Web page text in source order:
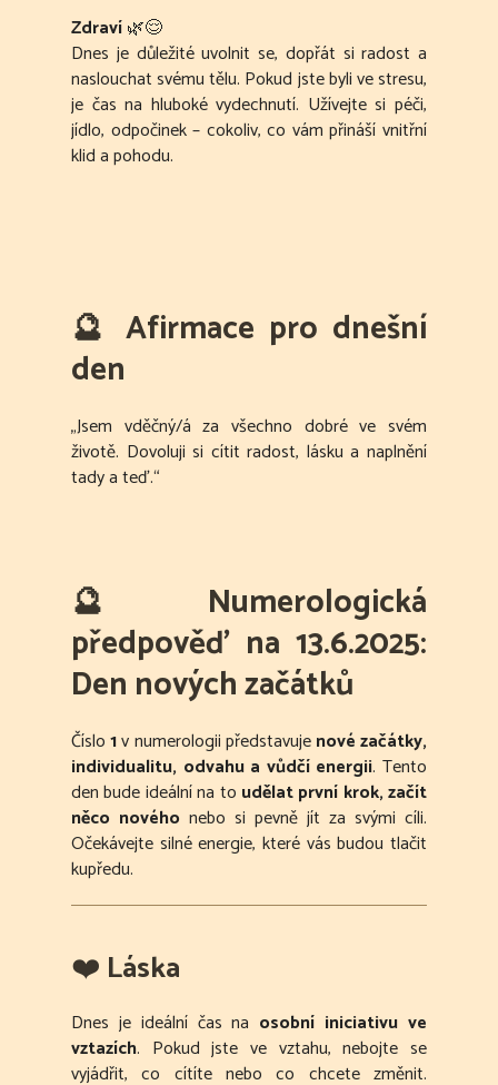
Zdraví🌿😌
Dnes je důležité uvolnit se, dopřát si radost a
naslouchat svému tělu. Pokud jste byli ve stresu,
je čas na hluboké vydechnutí. Užívejte si péči,
jídlo, odpočinek – cokoliv, co vám přináší vnitřní
klid a pohodu.
🔮 Afirmace pro dnešní
den
„Jsem vděčný/á za všechno dobré ve svém
životě. Dovoluji si cítit radost, lásku a naplnění
tady a teď.“
🔮 Numerologická
předpověď na 13.6.2025:
Den nových začátků
Číslo1v numerologii představujenové začátky,
individualitu, odvahu a vůdčí energii. Tento
den bude ideální na to udělat první krok, začít
něco nového nebo si pevně jít za svými cíli.
Očekávejte silné energie, které vás budou tlačit
kupředu.
❤️ Láska
Dnes je ideální čas na osobní iniciativu ve
vztazích. Pokud jste ve vztahu, nebojte se
vyjádřit, co cítíte nebo co chcete změnit.